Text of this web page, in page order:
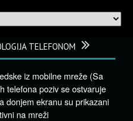
TELEFONOM
iz mobilne mreže (Sa
telefona poziv se ostvaruje
donjem ekranu su prikazani
na mreži